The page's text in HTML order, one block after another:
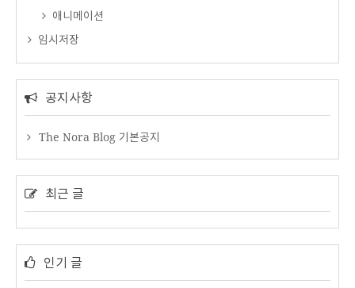
애니메이션
임시저장
공지사항
The Nora Blog 기본공지
최근 글
인기 글